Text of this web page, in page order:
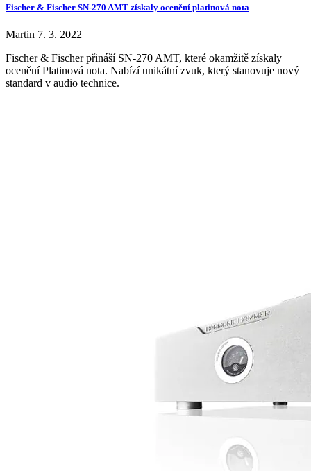
Fischer & Fischer SN-270 AMT získaly ocenění platinová nota
Martin 7. 3. 2022
Fischer & Fischer přináší SN-270 AMT, které okamžitě získaly
ocenění Platinová nota. Nabízí unikátní zvuk, který stanovuje nový
standard v audio technice.